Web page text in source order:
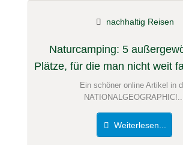
Naturcamping: 5
Plätze, für die man nicht weit
nachhaltig Reisen
Ein schöner online Artikel in
NATIONALGEOGRAPHIC!...
Weiterlesen...